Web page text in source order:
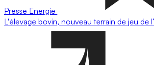
Presse Energie
L'élevage bovin, nouveau terrain de jeu de